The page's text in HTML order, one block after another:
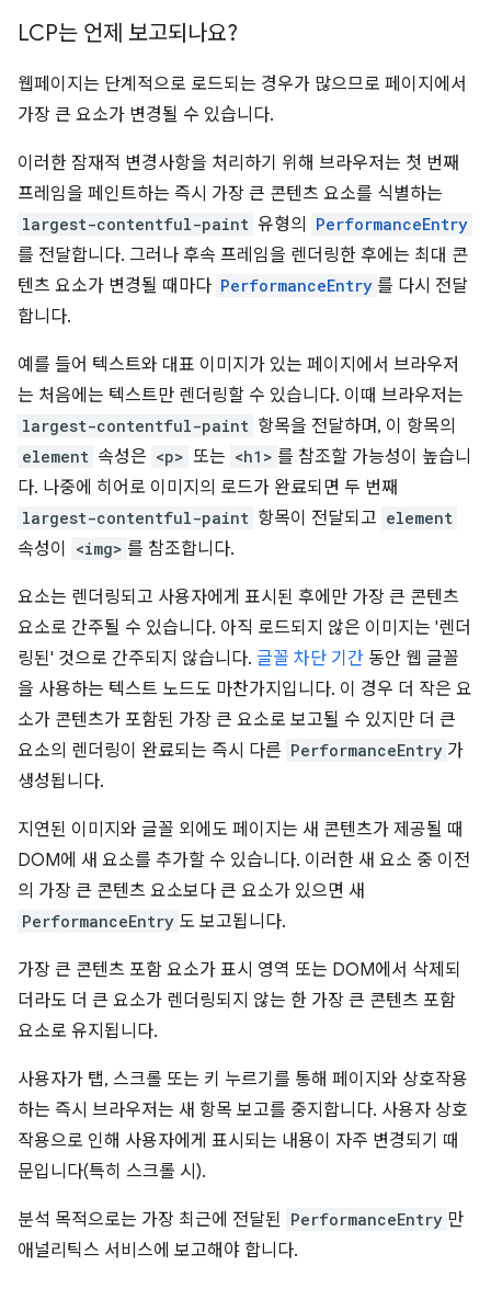
LCP는 언제 보고되나요?
웹페이지는 단계적으로 로드되는 경우가 많으므로 페이지에서
가장 큰 요소가 변경될 수 있습니다.
이러한 잠재적 변경사항을 처리하기 위해 브라우저는 첫 번째
프레임을 페인트하는 즉시 가장 큰 콘텐츠 요소를 식별하는
largest-contentful-paint 유형의 PerformanceEntry
를 전달합니다. 그러나 후속 프레임을 렌더링한 후에는 최대 콘
텐츠 요소가 변경될 때마다 PerformanceEntry 를 다시 전달
합니다.
예를 들어 텍스트와 대표 이미지가 있는 페이지에서 브라우저
는 처음에는 텍스트만 렌더링할 수 있습니다. 이때 브라우저는
largest-contentful-paint 항목을 전달하며, 이 항목의
element 속성은 <p> 또는 <h1> 를 참조할 가능성이 높습니
다. 나중에 히어로 이미지의 로드가 완료되면 두 번째
largest-contentful-paint 항목이 전달되고 element
속성이 <img> 를 참조합니다.
요소는 렌더링되고 사용자에게 표시된 후에만 가장 큰 콘텐츠
요소로 간주될 수 있습니다. 아직 로드되지 않은 이미지는 '렌더
링된' 것으로 간주되지 않습니다. 글꼴 차단 기간 동안 웹 글꼴
을 사용하는 텍스트 노드도 마찬가지입니다. 이 경우 더 작은 요
소가 콘텐츠가 포함된 가장 큰 요소로 보고될 수 있지만 더 큰
요소의 렌더링이 완료되는 즉시 다른 PerformanceEntry 가
생성됩니다.
지연된 이미지와 글꼴 외에도 페이지는 새 콘텐츠가 제공될 때
DOM에 새 요소를 추가할 수 있습니다. 이러한 새 요소 중 이전
의 가장 큰 콘텐츠 요소보다 큰 요소가 있으면 새
PerformanceEntry 도 보고됩니다.
가장 큰 콘텐츠 포함 요소가 표시 영역 또는 DOM에서 삭제되
더라도 더 큰 요소가 렌더링되지 않는 한 가장 큰 콘텐츠 포함
요소로 유지됩니다.
사용자가 탭, 스크롤 또는 키 누르기를 통해 페이지와 상호작용
하는 즉시 브라우저는 새 항목 보고를 중지합니다. 사용자 상호
작용으로 인해 사용자에게 표시되는 내용이 자주 변경되기 때
문입니다(특히 스크롤 시).
분석 목적으로는 가장 최근에 전달된 PerformanceEntry 만
애널리틱스 서비스에 보고해야 합니다.